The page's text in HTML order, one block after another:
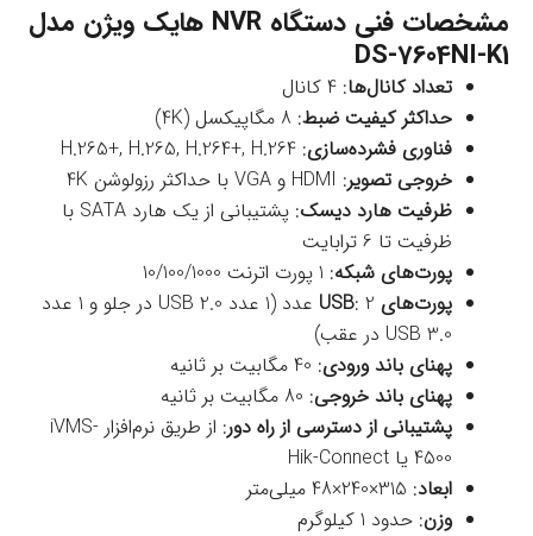
مشخصات فنی دستگاه NVR هایک ویژن مدل
DS-7604NI-K1
تعداد کانال‌ها: 4 کانال
حداکثر کیفیت ضبط: 8 مگاپیکسل (4K)
فناوری فشرده‌سازی: H.265+, H.265, H.264+, H.264
خروجی تصویر: HDMI و VGA با حداکثر رزولوشن 4K
ظرفیت هارد دیسک
: پشتیبانی از یک هارد SATA با
ظرفیت تا 6 ترابایت
پورت‌های شبکه: 1 پورت اترنت 10/100/1000
پورت‌های USB
: 2 عدد (1 عدد USB 2.0 در جلو و 1 عدد
USB 3.0 در عقب)
پهنای باند ورودی: 40 مگابیت بر ثانیه
پهنای باند خروجی: 80 مگابیت بر ثانیه
پشتیبانی از دسترسی از راه دور
: از طریق نرم‌افزار iVMS-
4500 یا Hik-Connect
ابعاد: 315×240×48 میلی‌متر
وزن: حدود 1 کیلوگرم